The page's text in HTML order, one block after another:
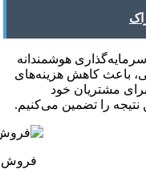
هوشمندانه
باعث کاهش هزینه‌های
مشتریان خود
را تضمین می‌کنیم.
فروش